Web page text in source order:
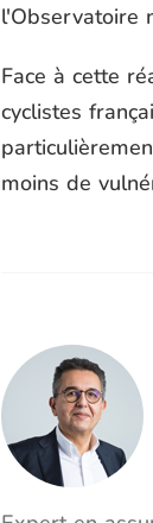
l'Observatoire
Face à cette
cyclistes
moins de